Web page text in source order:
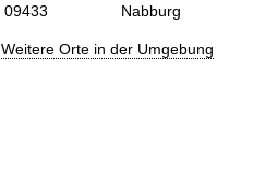
09433
Nabburg
Weitere Orte in der Umgebung